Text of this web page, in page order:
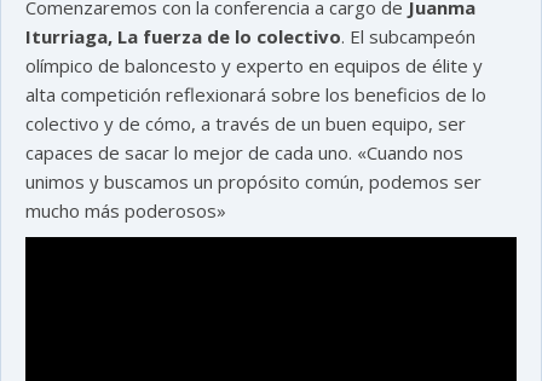
Comenzaremos con la conferencia a cargo de Juanma
Iturriaga, La fuerza de lo colectivo. El subcampeón
olímpico de baloncesto y experto en equipos de élite y
alta competición reflexionará sobre los beneficios de lo
colectivo y de cómo, a través de un buen equipo, ser
capaces de sacar lo mejor de cada uno. «Cuando nos
unimos y buscamos un propósito común, podemos ser
mucho más poderosos»